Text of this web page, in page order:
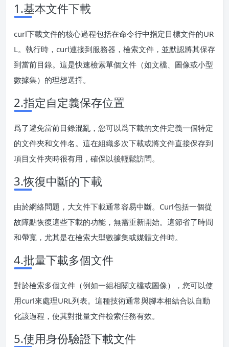
1.基本文件下載
curl下載文件的核心過程包括在命令行中指定目標文件的UR
L。執行時，curl連接到服務器，檢索文件，並默認將其保存
到當前目錄。這是快速檢索單個文件（如文檔、圖像或小型
數據集）的理想選擇。
2.指定自定義保存位置
爲了避免當前目錄混亂，您可以爲下載的文件定義一個特定
的文件夾和文件名。這在組織多次下載或將文件直接保存到
項目文件夾時很有用，確保以後輕鬆訪問。
3.恢復中斷的下載
由於網絡問題，大文件下載通常容易中斷。Curl包括一個從
故障點恢復這些下載的功能，無需重新開始。這節省了時間
和帶寬，尤其是在檢索大型數據集或媒體文件時。
4.批量下載多個文件
對於檢索多個文件（例如一組相關文檔或圖像），您可以使
用curl來處理URL列表。這種技術通常與腳本相結合以自動
化該過程，使其對批量文件檢索任務有效。
5.使用身份驗證下載文件